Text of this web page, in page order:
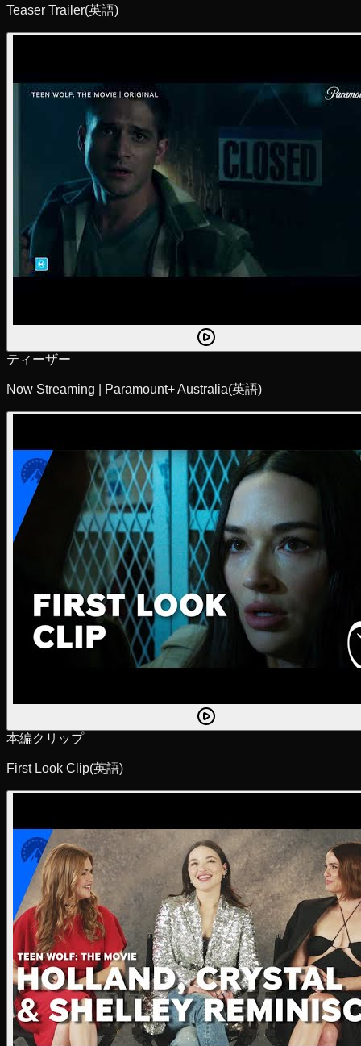
Teaser Trailer(英語)
ティーザー
Now Streaming | Paramount+ Australia(英語)
本編クリップ
First Look Clip(英語)